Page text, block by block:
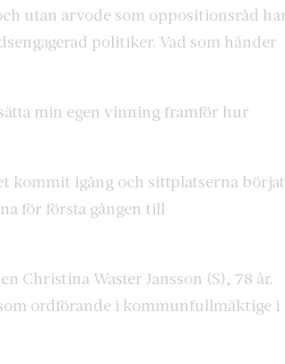
utan arvode som oppositionsråd
politiker. Vad som händer
min egen vinning framför hur
kommit igång och sittplatserna börjat
för första gången till
Christina Waster Jansson (S), 78 år.
ordförande i kommunfullmäktige i